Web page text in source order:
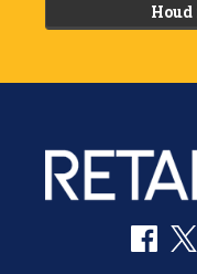
Houd